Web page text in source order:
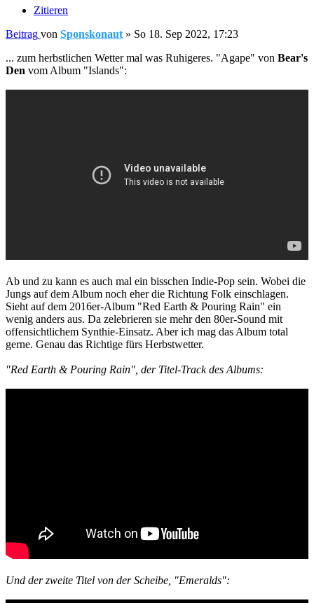
Zitieren
Beitrag von Sponskonaut » So 18. Sep 2022, 17:23
... zum herbstlichen Wetter mal was Ruhigeres. "Agape" von Bear's
Den vom Album "Islands":
Ab und zu kann es auch mal ein bisschen Indie-Pop sein. Wobei die
Jungs auf dem Album noch eher die Richtung Folk einschlagen.
Sieht auf dem 2016er-Album "Red Earth & Pouring Rain" ein
wenig anders aus. Da zelebrieren sie mehr den 80er-Sound mit
offensichtlichem Synthie-Einsatz. Aber ich mag das Album total
gerne. Genau das Richtige fürs Herbstwetter.
"Red Earth & Pouring Rain", der Titel-Track des Albums:
Und der zweite Titel von der Scheibe, "Emeralds":